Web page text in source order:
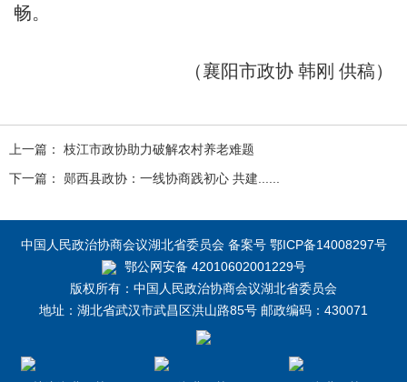
畅。
（襄阳市政协 韩刚 供稿）
上一篇： 枝江市政协助力破解农村养老难题
下一篇： 郧西县政协：一线协商践初心 共建......
中国人民政治协商会议湖北省委员会 备案号 鄂ICP备14008297号
鄂公网安备 42010602001229号
版权所有：中国人民政治协商会议湖北省委员会
地址：湖北省武汉市武昌区洪山路85号 邮政编码：430071